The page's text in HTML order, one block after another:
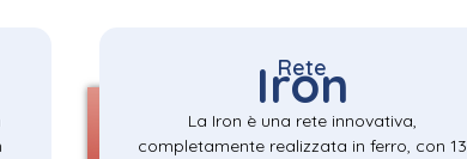
Rete
Iron
La Iron è una rete innovativa,
completamente realizzata in ferro, con 13